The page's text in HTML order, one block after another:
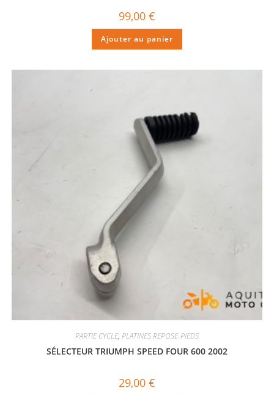
99,00 €
Ajouter au panier
PARTIE CYCLE, PLATINES REPOSE-PIEDS
SÉLECTEUR TRIUMPH SPEED FOUR 600 2002
29,00 €